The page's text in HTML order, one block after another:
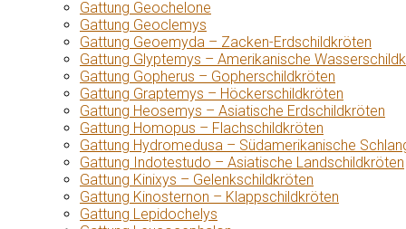
Gattung Geochelone
Gattung Geoclemys
Gattung Geoemyda – Zacken-Erdschildkröten
Gattung Glyptemys – Amerikanische
Gattung Gopherus – Gopherschildkröten
Gattung Graptemys – Höckerschildkröten
Gattung Heosemys – Asiatische Erdschildkröten
Gattung Homopus – Flachschildkröten
Gattung Hydromedusa – Südamerikanische
Gattung Indotestudo – Asiatische Landschildkröten
Gattung Kinixys – Gelenkschildkröten
Gattung Kinosternon – Klappschildkröten
Gattung Lepidochelys